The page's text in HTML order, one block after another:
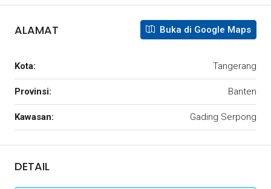
ALAMAT Buka di Google Maps
Kota: Tangerang
Provinsi: Banten
Kawasan: Gading Serpong
DETAIL